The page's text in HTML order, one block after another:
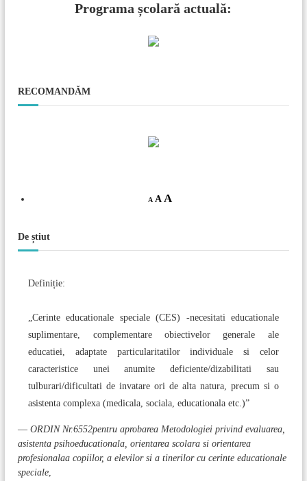
Programa școlară actuală:
RECOMANDĂM
A A A
De știut
Definiție:
„Cerinte educationale speciale (CES) -necesitati educationale
suplimentare, complementare obiectivelor generale ale
educatiei, adaptate particularitatilor individuale si celor
caracteristice unei anumite deficiente/dizabilitati sau
tulburari/dificultati de invatare ori de alta natura, precum si o
asistenta complexa (medicala, sociala, educationala etc.)”
—ORDIN Nr.6552pentru aprobarea Metodologiei privind evaluarea,
asistenta psihoeducationala, orientarea scolara si orientarea
profesionalaa copiilor, a elevilor si a tinerilor cu cerinte educationale
speciale,